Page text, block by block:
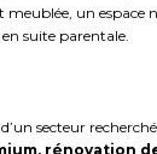
un espace
suite parentale.
secteur
rénovation